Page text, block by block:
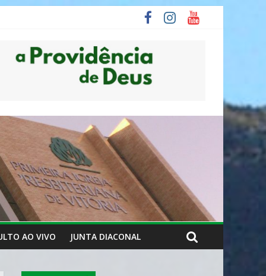
AO VIVO JUNTA DIACONAL